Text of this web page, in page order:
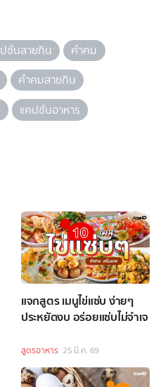
ชั่นสายกิน
คำคม
คำคมสายกิน
แคปชั่นอาหาร
แจกสูตร เมนูไข่แซ่บ ง่ายๆ
ประหยัดงบ อร่อยแซ่บไม่จำเจ
สูตรอาหาร 25 มี.ค. 69